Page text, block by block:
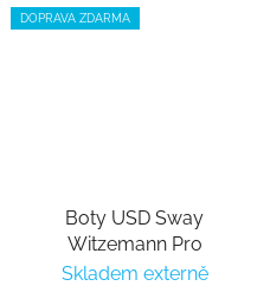
DOPRAVA ZDARMA
Boty USD Sway
Witzemann Pro
Skladem externě